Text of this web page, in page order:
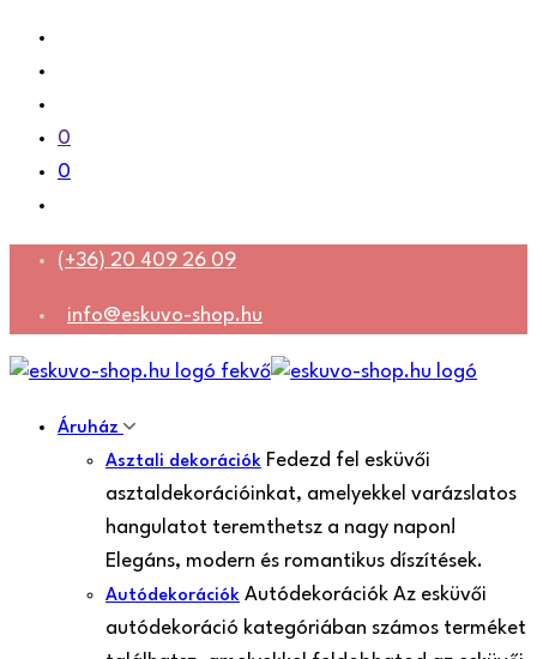
0
0
(+36) 20 409 26 09
info@eskuvo-shop.hu
Áruház
Asztali dekorációk Fedezd fel esküvői
asztaldekorációinkat, amelyekkel varázslatos
hangulatot teremthetsz a nagy napon!
Elegáns, modern és romantikus díszítések.
Autódekorációk Autódekorációk Az esküvői
autódekoráció kategóriában számos terméket